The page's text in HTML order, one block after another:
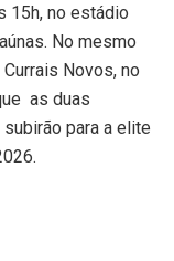
15h, no estádio
No mesmo
Novos, no
as duas
para a elite